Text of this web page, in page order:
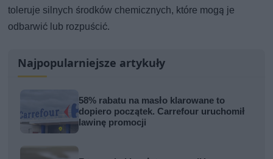
toleruje silnych środków chemicznych, które mogą je
odbarwić lub rozpuścić.
Najpopularniejsze artykuły
58% rabatu na masło klarowane to
dopiero początek. Carrefour uruchomił
lawinę promocji